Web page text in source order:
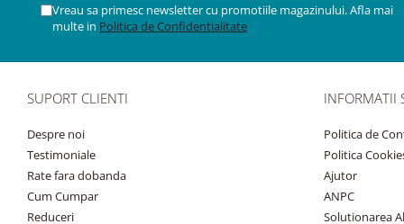
Vreau sa primesc newsletter cu promotiile magazinului. Afla mai
multe in Politica de Confidentialitate
SUPORT CLIENTI
Despre noi
Testimoniale
Rate fara dobanda
Cum Cumpar
Reduceri
INFORMATII
Politica de
Politica
Ajutor
ANPC
Solutionarea